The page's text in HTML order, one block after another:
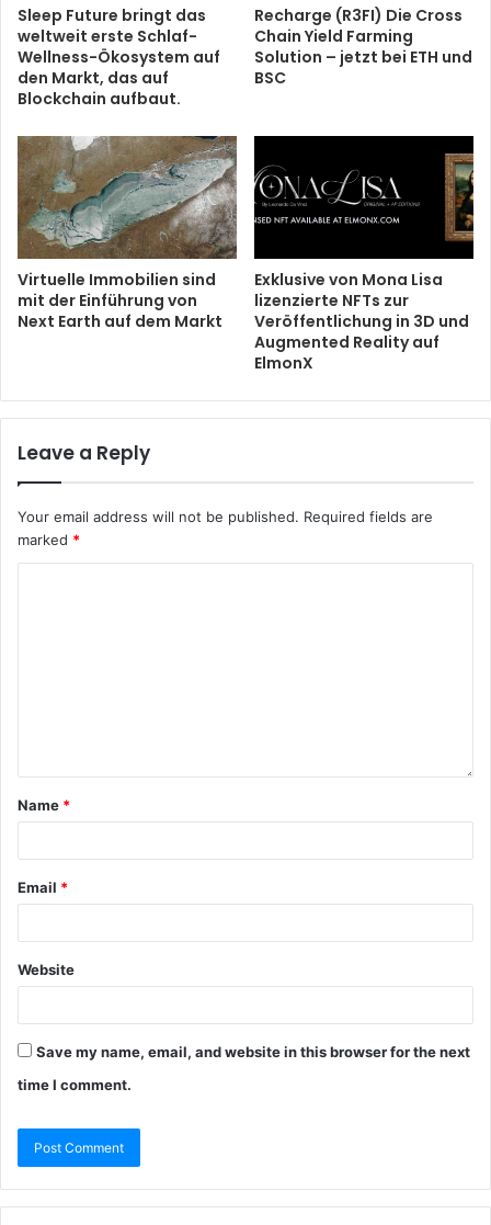
Sleep Future bringt das
weltweit erste Schlaf-
Wellness-Ökosystem auf
den Markt, das auf
Blockchain aufbaut.
Recharge (R3FI) Die Cross
Chain Yield Farming
Solution – jetzt bei ETH und
BSC
Virtuelle Immobilien sind
mit der Einführung von
Next Earth auf dem Markt
Exklusive von Mona Lisa
lizenzierte NFTs zur
Veröffentlichung in 3D und
Augmented Reality auf
ElmonX
Leave a Reply
Your email address will not be published. Required fields are
marked *
Name *
Email *
Website
Save my name, email, and website in this browser for the next
time I comment.